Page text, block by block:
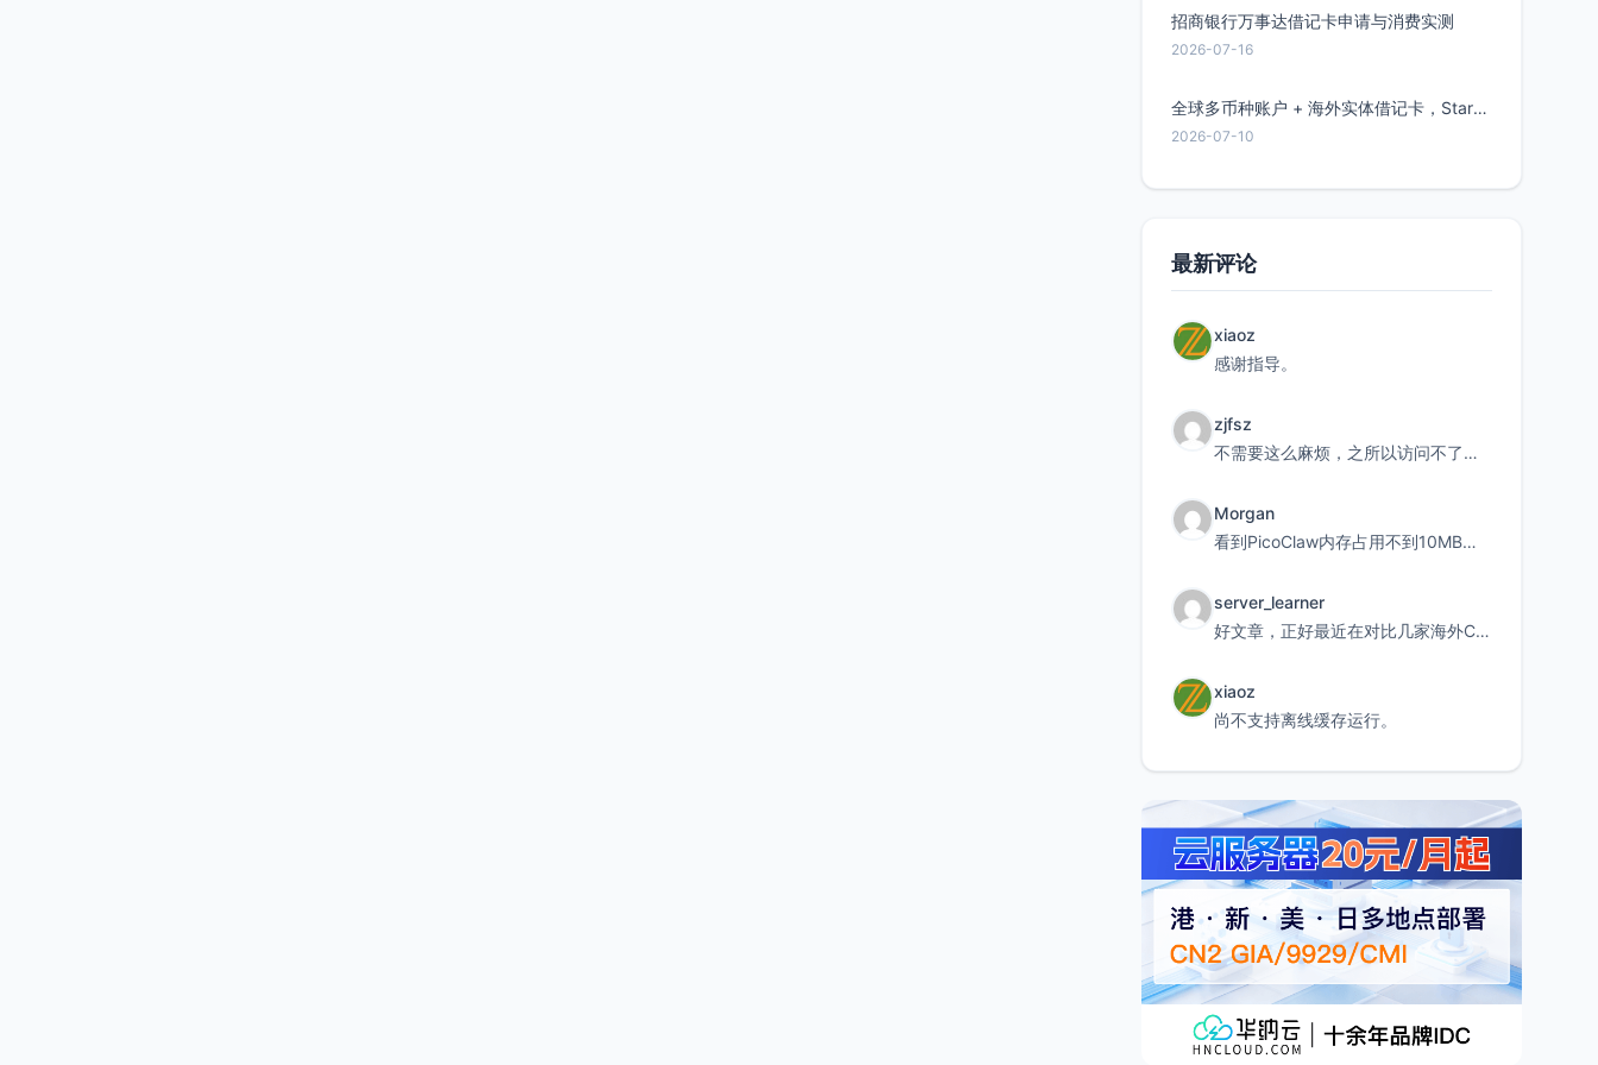
招商银行万事达借记卡申请与消费实测
2026-07-16
全球多币种账户 + 海外实体借记卡，Starryblu开户教程与注意事项
2026-07-10
最新评论
xiaoz
感谢指导。
zjfsz
不需要这么麻烦，之所以访问不了，是由于非对称路由的问题，在爱快主路由添加一条静态路由192.168.
Morgan
看到PicoClaw内存占用不到10MB这个数据真的很惊喜，确实很适合我这种想用旧设备折腾AI的小白
server_learner
好文章，正好最近在对比几家海外CDN。文中提到CF免费版不支持自定义回源端口和HOST这个痛点太真实
xiaoz
尚不支持离线缓存运行。